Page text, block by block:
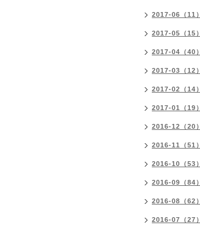
2017-06（11）
2017-05（15）
2017-04（40）
2017-03（12）
2017-02（14）
2017-01（19）
2016-12（20）
2016-11（51）
2016-10（53）
2016-09（84）
2016-08（62）
2016-07（27）